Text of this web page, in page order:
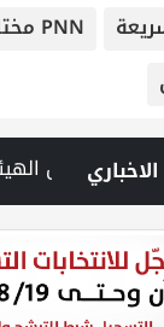
PNN مختارات
بشأن القدس | الطبيب الأسير حسام أبو صفية يتعرض لأعنف تعذيب إسرائيلي ومصاب بكسور في الصدر | يسرائيل هيوم: توقيع اتفاقية قانونية بشأن تحديد العلاقات بين الجيش الإسرائيلي وقوة الاستقرار الدولية | الأمم المتحدة: عودة أكثر من 800 ألف نازح لبناني إلى مناطق سكنهم